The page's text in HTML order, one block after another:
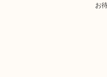
お